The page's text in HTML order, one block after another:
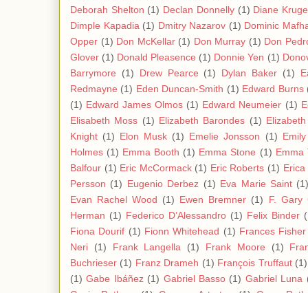
Deborah Shelton (1) Declan Donnelly (1) Diane
Dimple Kapadia (1) Dmitry Nazarov (1) Dominic
Opper (1) Don McKellar (1) Don Murray (1) Don
Glover (1) Donald Pleasence (1) Donnie Yen (1)
Barrymore
(1) Drew Pearce (1) Dylan Baker (1)
Redmayne (1) Eden Duncan-Smith (1) Edward Burns
(1) Edward James Olmos (1) Edward Neumeier (1)
Elisabeth Moss (1) Elizabeth Barondes (1)
Knight (1) Elon Musk (1) Emelie Jonsson (1)
Holmes (1) Emma Booth (1) Emma Stone (1) Emma
Balfour (1) Eric McCormack (1) Eric Roberts (1) Erica
Persson (1) Eugenio Derbez (1) Eva Marie Saint
Evan Rachel Wood (1) Ewen Bremner (1)
F. Gary
Herman (1) Federico D’Alessandro (1) Felix Binder
Fiona Dourif (1) Fionn Whitehead (1) Frances Fisher
Neri
(1) Frank Langella (1) Frank Moore (1)
Buchrieser (1) Franz Drameh (1) François Truffaut (1)
(1) Gabe Ibáñez (1) Gabriel Basso (1) Gabriel Luna